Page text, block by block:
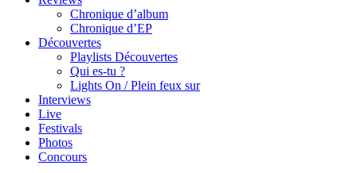
Chronique d’album
Chronique d’EP
Découvertes
Playlists Découvertes
Qui es-tu ?
Lights On / Plein feux sur
Interviews
Live
Festivals
Photos
Concours